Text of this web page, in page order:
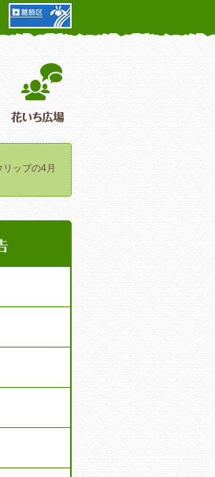
グイン
イベント情報 ＆特設コンテンツ
ップの4月